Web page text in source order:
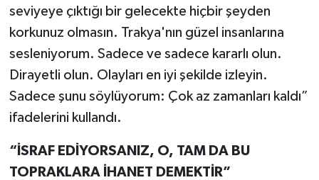
seviyeye çıktığı bir gelecekte hiçbir şeyden
korkunuz olmasın. Trakya'nın güzel insanlarına
sesleniyorum. Sadece ve sadece kararlı olun.
Dirayetli olun. Olayları en iyi şekilde izleyin.
Sadece şunu söylüyorum: Çok az zamanları kaldı”
ifadelerini kullandı.
“İSRAF EDİYORSANIZ, O, TAM DA BU
TOPRAKLARA İHANET DEMEKTİR”